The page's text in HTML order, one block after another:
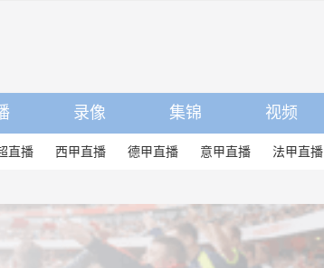
录像 集锦 视频
直播 西甲直播 德甲直播 意甲直播 法甲直播